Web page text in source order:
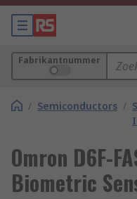
Fabrikantnummer
/ Semiconductors /
Omron D6F-
Biometric